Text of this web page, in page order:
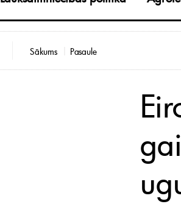
Sākums Pasaule